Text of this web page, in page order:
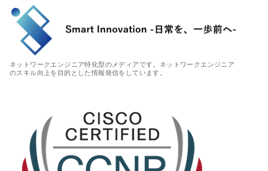
ネットワークエンジニア特化型のメディアです。ネットワークエンジニア
のスキル向上を目的とした情報発信をしています。